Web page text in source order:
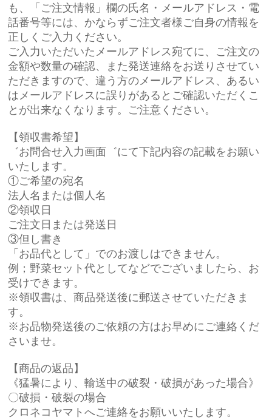
人参
かぼちゃ
すいか
メロン
も、「ご注文情報」欄の氏名・メールアドレス・電
話番号等には、かならずご注文者様ご自身の情報を
正しくご入力ください。
ご入力いただいたメールアドレス宛てに、ご注文の
金額や数量の確認、また発送連絡をお送りさせてい
ただきますので、違う方のメールアドレス、あるい
はメールアドレスに誤りがあるとご確認いただくこ
とが出来なくなります。ご注意ください。
【領収書希望】
゛お問合せ入力画面゛にて下記内容の記載をお願い
いたします。
①ご希望の宛名
法人名または個人名
②領収日
ご注文日または発送日
③但し書き
「お品代として」でのお渡しはできません。
例；野菜セット代としてなどでございましたら、お
受けできます。
※領収書は、商品発送後に郵送させていただきま
す。
※お品物発送後のご依頼の方はお早めにご連絡くだ
さいませ。
【商品の返品】
《猛暑により、輸送中の破裂・破損があった場合》
〇破損・破裂の場合
クロネコヤマトへご連絡をお願いいたします。